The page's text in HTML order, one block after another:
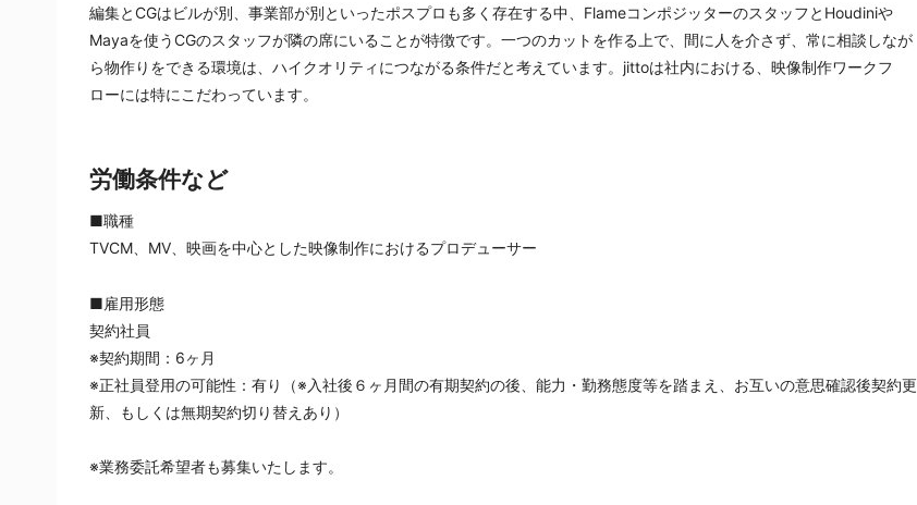
編集とCGはビルが別、事業部が別といったポスプロも多く存在する中、FlameコンポジッターのスタッフとHoudiniや
Mayaを使うCGのスタッフが隣の席にいることが特徴です。一つのカットを作る上で、間に人を介さず、常に相談しなが
ら物作りをできる環境は、ハイクオリティにつながる条件だと考えています。jittoは社内における、映像制作ワークフ
ローには特にこだわっています。
労働条件など
■職種
TVCM、MV、映画を中心とした映像制作におけるプロデューサー
■雇用形態
契約社員
※契約期間：6ヶ月
※正社員登用の可能性：有り（※入社後６ヶ月間の有期契約の後、能力・勤務態度等を踏まえ、お互いの意思確認後契約更
新、もしくは無期契約切り替えあり）
※業務委託希望者も募集いたします。